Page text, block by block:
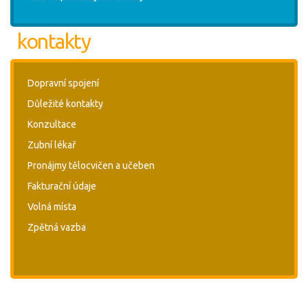
kontakty
Dopravní spojení
Důležité kontakty
Konzultace
Zubní lékař
Pronájmy tělocvičen a učeben
Fakturační údaje
Volná místa
Zpětná vazba